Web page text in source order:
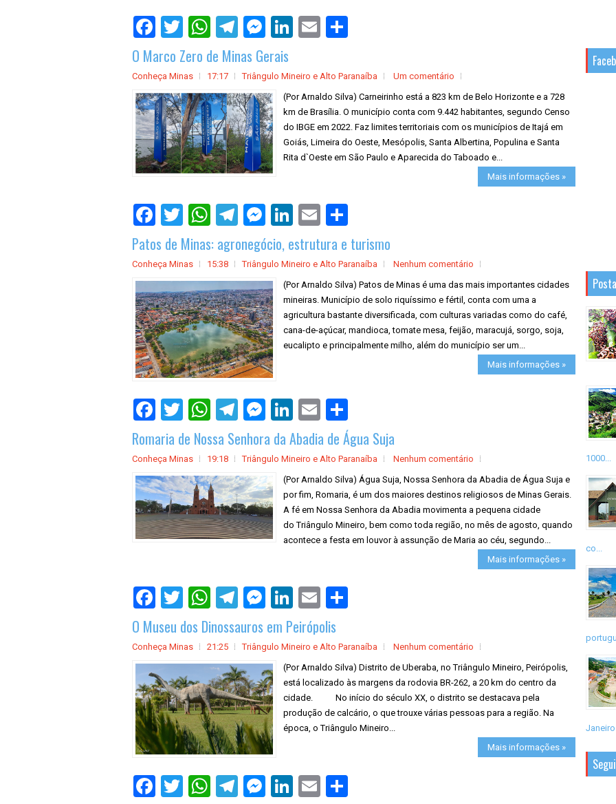
O Marco Zero de Minas Gerais
Conheça Minas 17:17 Triângulo Mineiro e Alto Paranaíba
Um comentário
(Por Arnaldo Silva) Carneirinho está a 823 km de Belo Horizonte e a 728
km de Brasília. O município conta com 9.442 habitantes, segundo Censo
do IBGE em 2022. Faz limites territoriais com os municípios de Itajá em
Goiás, Limeira do Oeste, Mesópolis, Santa Albertina, Populina e Santa
Rita d`Oeste em São Paulo e Aparecida do Taboado e...
Mais informações »
e
Patos de Minas: agronegócio, estrutura e turismo
Conheça Minas 15:38 Triângulo Mineiro e Alto Paranaíba
Nenhum comentário
(Por Arnaldo Silva) Patos de Minas é uma das mais importantes cidades
mineiras. Município de solo riquíssimo e fértil, conta com uma a
agricultura bastante diversificada, com culturas variadas como do café,
cana-de-açúcar, mandioca, tomate mesa, feijão, maracujá, sorgo, soja,
eucalipto e principalmente milho, além do município ser um...
Mais informações »
r
e
Romaria de Nossa Senhora da Abadia de Água Suja
Conheça Minas 19:18 Triângulo Mineiro e Alto Paranaíba
Nenhum comentário
(Por Arnaldo Silva) Água Suja, Nossa Senhora da Abadia de Água Suja e
por fim, Romaria, é um dos maiores destinos religiosos de Minas Gerais.
A fé em Nossa Senhora da Abadia movimenta a pequena cidade
do Triângulo Mineiro, bem como toda região, no mês de agosto, quando
acontece a festa em louvor à assunção de Maria ao céu, segundo...
Mais informações »
O Museu dos Dinossauros em Peirópolis
Conheça Minas 21:25 Triângulo Mineiro e Alto Paranaíba
Nenhum comentário
(Por Arnaldo Silva) Distrito de Uberaba, no Triângulo Mineiro, Peirópolis,
está localizado às margens da rodovia BR-262, a 20 km do centro da
cidade. No início do século XX, o distrito se destacava pela
produção de calcário, o que trouxe várias pessoas para a região. Na
época, o Triângulo Mineiro...
Mais informações »
1000...
co...